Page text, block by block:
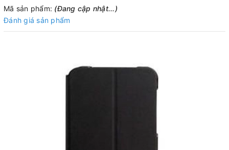
Mã sản phẩm: (Đang cập nhật...)
Đánh giá sản phẩm